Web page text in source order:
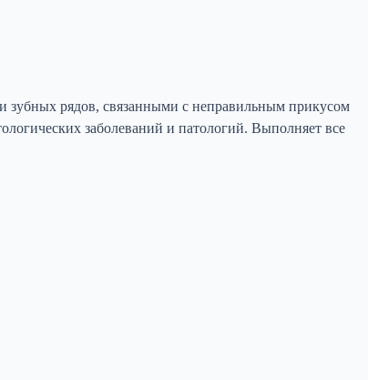
зубных рядов, связанными с неправильным прикусом
заболеваний и патологий. Выполняет все